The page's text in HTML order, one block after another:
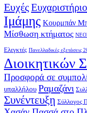
Ευχές Ευχαριστήριο
Ιμάμης Κουρμπάν
Μίσθωση κτήματος
Ελεγκτές Πανελλαδικές εξετάσεις
Διοικητικών
Προσφορά σε
υπαλλήλου Ραμαζάνι
Συνέντευξη Σύλλογος